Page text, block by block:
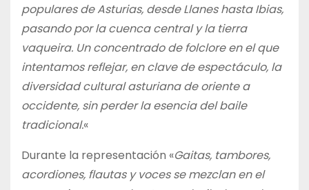
populares de Asturias, desde Llanes hasta Ibias,
pasando por la cuenca central y la tierra
vaqueira. Un concentrado de folclore en el que
intentamos reflejar, en clave de espectáculo, la
diversidad cultural asturiana de oriente a
occidente, sin perder la esencia del baile
tradicional.«
Durante la representación «Gaitas, tambores,
acordiones, flautas y voces se mezclan en el